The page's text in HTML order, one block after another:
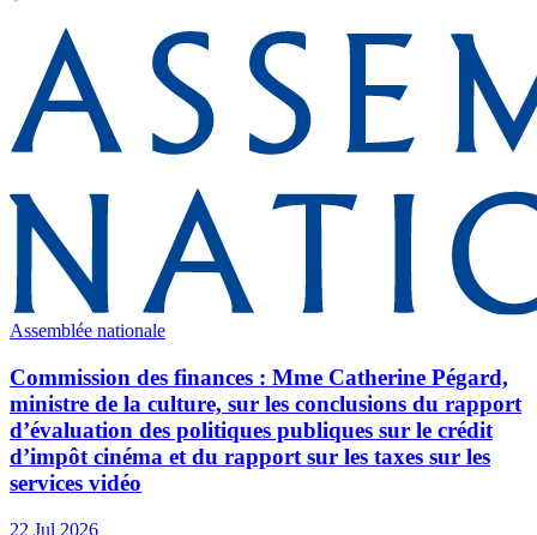
Assemblée nationale
Commission des finances : Mme Catherine Pégard,
ministre de la culture, sur les conclusions du rapport
d’évaluation des politiques publiques sur le crédit
d’impôt cinéma et du rapport sur les taxes sur les
services vidéo
22 Jul 2026